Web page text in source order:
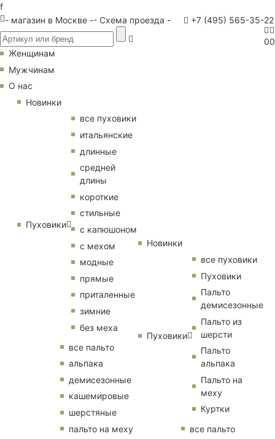
f
- магазин в Москве -- Схема проезда - +7 (495) 565-35-22
00
Женщинам
Мужчинам
О нас
Новинки
Пуховики
все пуховики
итальянские
длинные
средней
длины
короткие
стильные
с капюшоном
с мехом
модные
прямые
приталенные
зимние
без меха
все пальто
альпака
демисезонные
кашемировые
шерстяные
пальто на меху
Новинки
Пуховики
все пуховики
Пуховики
Пальто
демисезонные
Пальто из
шерсти
Пальто
альпака
Пальто на
меху
Куртки
все пальто